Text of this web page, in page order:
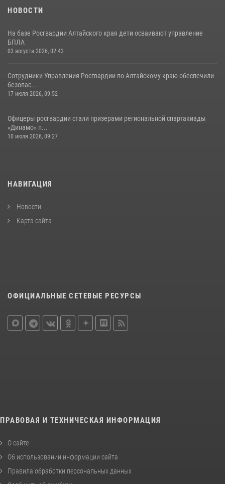
НОВОСТИ
На базе Росгвардии Алтайского края дети осваивают управление
БПЛА
03 августа 2026, 02:43
Сотрудники Управления Росгвардии по Алтайскому краю обеспечили
безопас...
17 июля 2026, 09:52
Офицеры росгвардии стали призерами региональной спартакиады
«Динамо» п...
10 июля 2026, 09:27
НАВИГАЦИЯ
Новости
Карта сайта
ОФИЦИАЛЬНЫЕ СЕТЕВЫЕ РЕСУРСЫ
ПРАВОВАЯ И ТЕХНИЧЕСКАЯ ИНФОРМАЦИЯ
О сайте
Об использовании информации сайта
Правила обработки персональных данных